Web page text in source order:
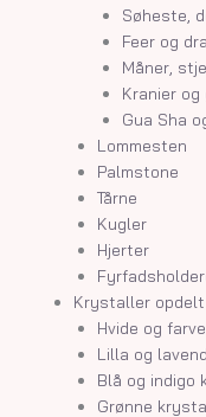
Søheste,
Feer og
Måner,
Kranier
Gua Sha
Lommesten
Palmstone
Tårne
Kugler
Hjerter
Krystaller
Hvide og
Lilla og
Blå og indigo
Grønne